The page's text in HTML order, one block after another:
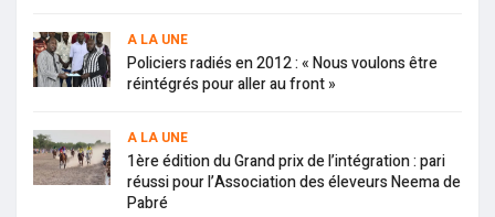
A LA UNE
Policiers radiés en 2012 : « Nous voulons être
réintégrés pour aller au front »
A LA UNE
1ère édition du Grand prix de l’intégration : pari
réussi pour l’Association des éleveurs Neema de
Pabré